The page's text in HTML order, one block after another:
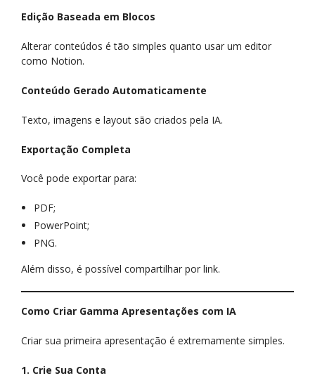
Edição Baseada em Blocos
Alterar conteúdos é tão simples quanto usar um editor
como Notion.
Conteúdo Gerado Automaticamente
Texto, imagens e layout são criados pela IA.
Exportação Completa
Você pode exportar para:
PDF;
PowerPoint;
PNG.
Além disso, é possível compartilhar por link.
Como Criar Gamma Apresentações com IA
Criar sua primeira apresentação é extremamente simples.
1. Crie Sua Conta